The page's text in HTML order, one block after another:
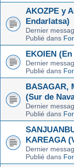
AKOZPE y
Endarlatsa)
Dernier
Publié dans
EKOIEN
Dernier
Publié dans
BASAGAR,
(Sur de
Dernier
Publié dans
KAREAGA
Dernier
Publié dans